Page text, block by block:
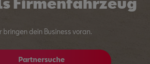
bringen dein Business voran.
Partnersuche